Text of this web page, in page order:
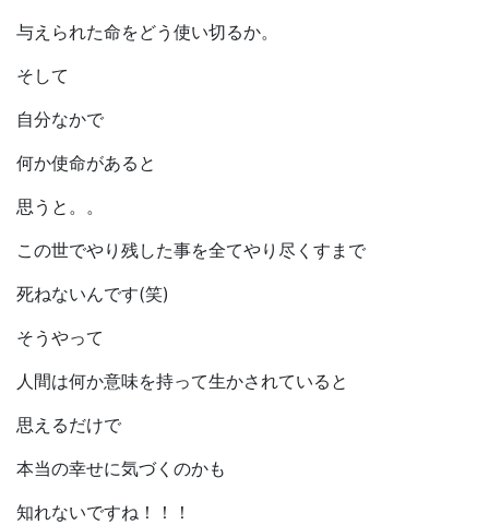
与えられた命をどう使い切るか。
そして
自分なかで
何か使命があると
思うと。。
この世でやり残した事を全てやり尽くすまで
死ねないんです(笑)
そうやって
人間は何か意味を持って生かされていると
思えるだけで
本当の幸せに気づくのかも
知れないですね！！！